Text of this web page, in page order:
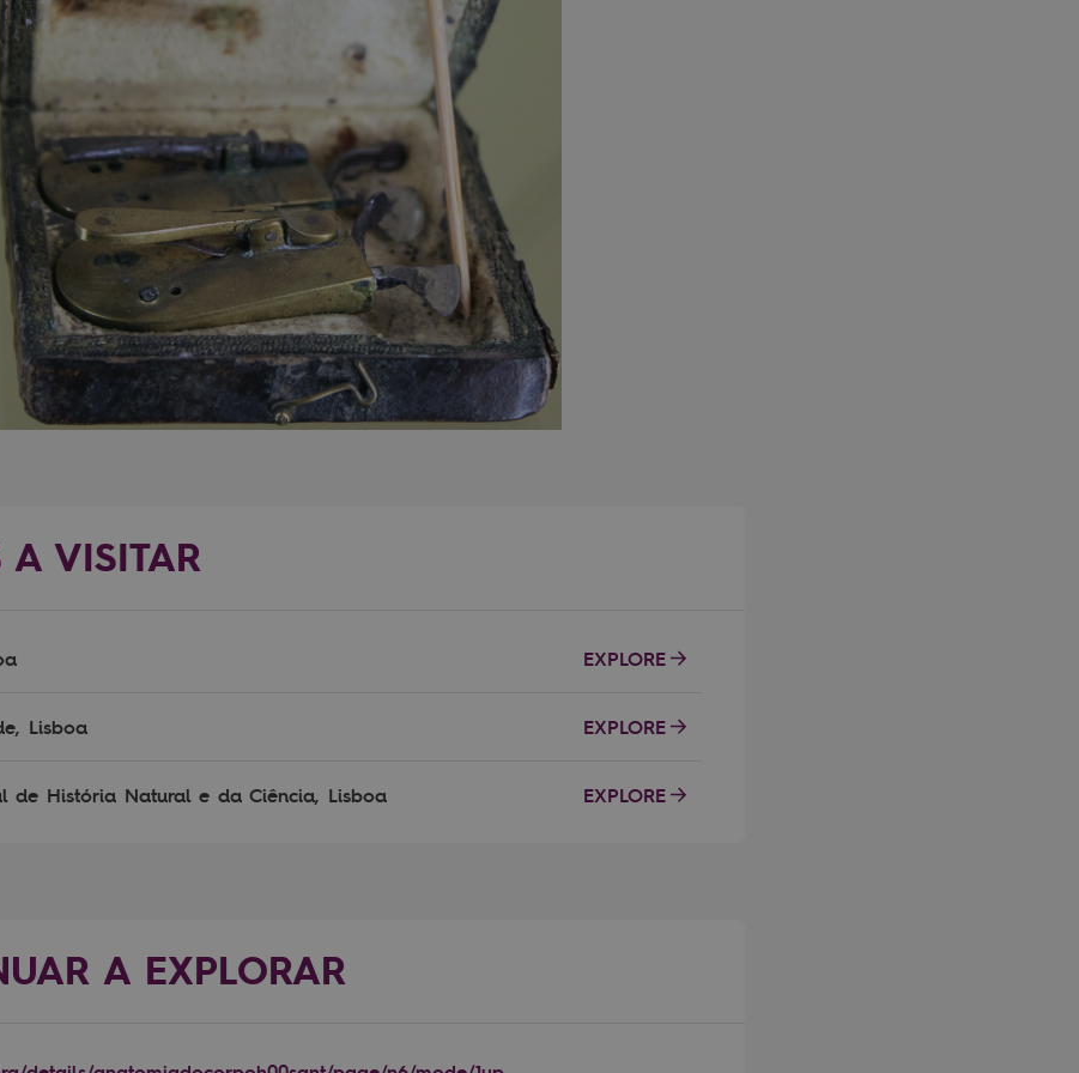
A VISITAR
EXPLORE
Lisboa EXPLORE
de História Natural e da Ciência, Lisboa EXPLORE
A EXPLORAR